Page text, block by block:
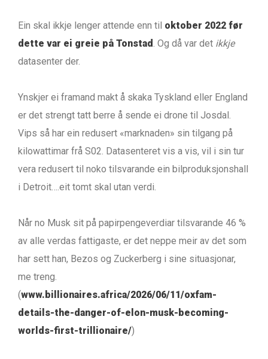
Ein skal ikkje lenger attende enn til oktober 2022 før
dette var ei greie på Tonstad. Og då var det ikkje
datasenter der.
Ynskjer ei framand makt å skaka Tyskland eller England
er det strengt tatt berre å sende ei drone til Josdal.
Vips så har ein redusert «marknaden» sin tilgang på
kilowattimar frå S02. Datasenteret vis a vis, vil i sin tur
vera redusert til noko tilsvarande ein bilproduksjonshall
i Detroit….eit tomt skal utan verdi.
Når no Musk sit på papirpengeverdiar tilsvarande 46 %
av alle verdas fattigaste, er det neppe meir av det som
har sett han, Bezos og Zuckerberg i sine situasjonar,
me treng.
(www.billionaires.africa/2026/06/11/oxfam-
details-the-danger-of-elon-musk-becoming-
worlds-first-trillionaire/)